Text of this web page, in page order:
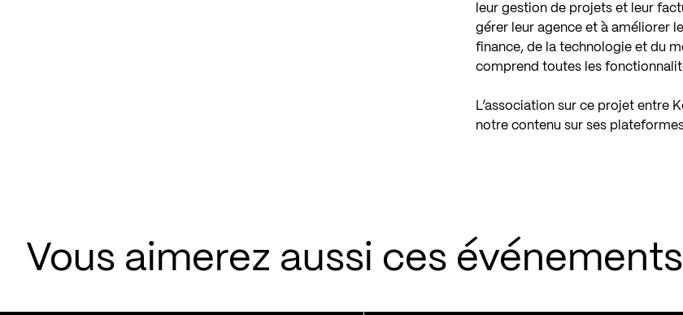
leur gestion de projets et leur
gérer leur agence et à améliorer
finance, de la technologie et du
comprend toutes les
L’association sur ce projet entre
notre contenu sur ses
Vous aimerez aussi ces événements